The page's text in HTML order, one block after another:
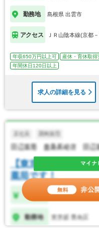
勤務地 島根県 出雲市
アクセス ＪＲ山陰本線(京都
年収650万円以上可 産休・育休取得
年間休日120日以上
求人の詳細を見る